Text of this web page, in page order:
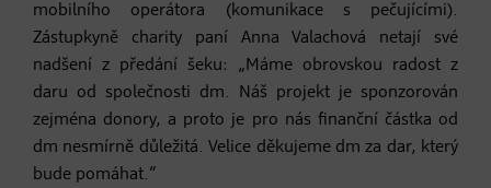
mobilního operátora (komunikace s pečujícími).
Zástupkyně charity paní Anna Valachová netají své
nadšení z předání šeku: „Máme obrovskou radost z
daru od společnosti dm. Náš projekt je sponzorován
zejména donory, a proto je pro nás finanční částka od
dm nesmírně důležitá. Velice děkujeme dm za dar, který
bude pomáhat.“